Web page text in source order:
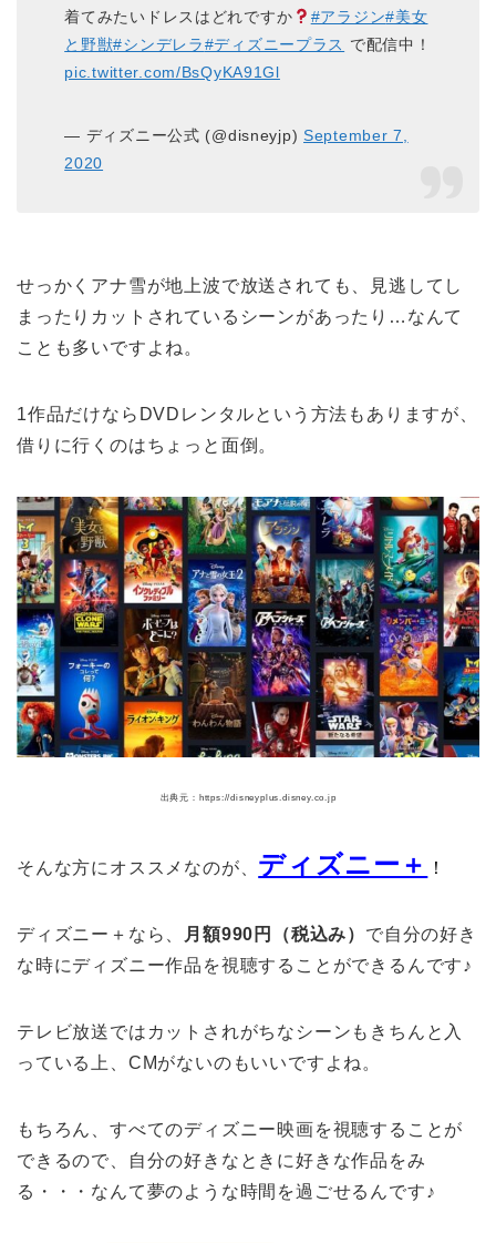
着てみたいドレスはどれですか #アラジン#美女
と野獣#シンデレラ#ディズニープラス で配信中！
pic.twitter.com/BsQyKA91Gl
— ディズニー公式 (@disneyjp)September 7,
2020
せっかくアナ雪が地上波で放送されても、見逃してし
まったりカットされているシーンがあったり…なんて
ことも多いですよね。
1作品だけならDVDレンタルという方法もありますが、
借りに行くのはちょっと面倒。
出典元：https://disneyplus.disney.co.jp
そんな方にオススメなのが、 ディズニー＋ ！
ディズニー＋なら、 月額990円（税込み） で自分の好き
な時にディズニー作品を視聴することができるんです♪
テレビ放送ではカットされがちなシーンもきちんと入
っている上、CMがないのもいいですよね。
もちろん、すべてのディズニー映画を視聴することが
できるので、自分の好きなときに好きな作品をみ
る・・・なんて夢のような時間を過ごせるんです♪